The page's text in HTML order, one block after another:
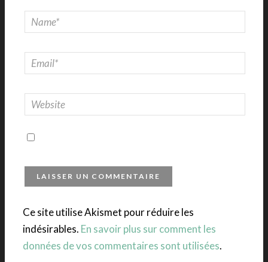
Ce site utilise Akismet pour réduire les
indésirables. En savoir plus sur comment les
données de vos commentaires sont utilisées.